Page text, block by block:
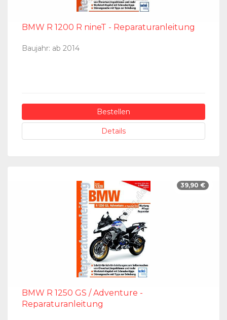
BMW R 1200 R nineT - Reparaturanleitung
Baujahr: ab 2014
Bestellen
Details
39,90 €
BMW R 1250 GS / Adventure -
Reparaturanleitung